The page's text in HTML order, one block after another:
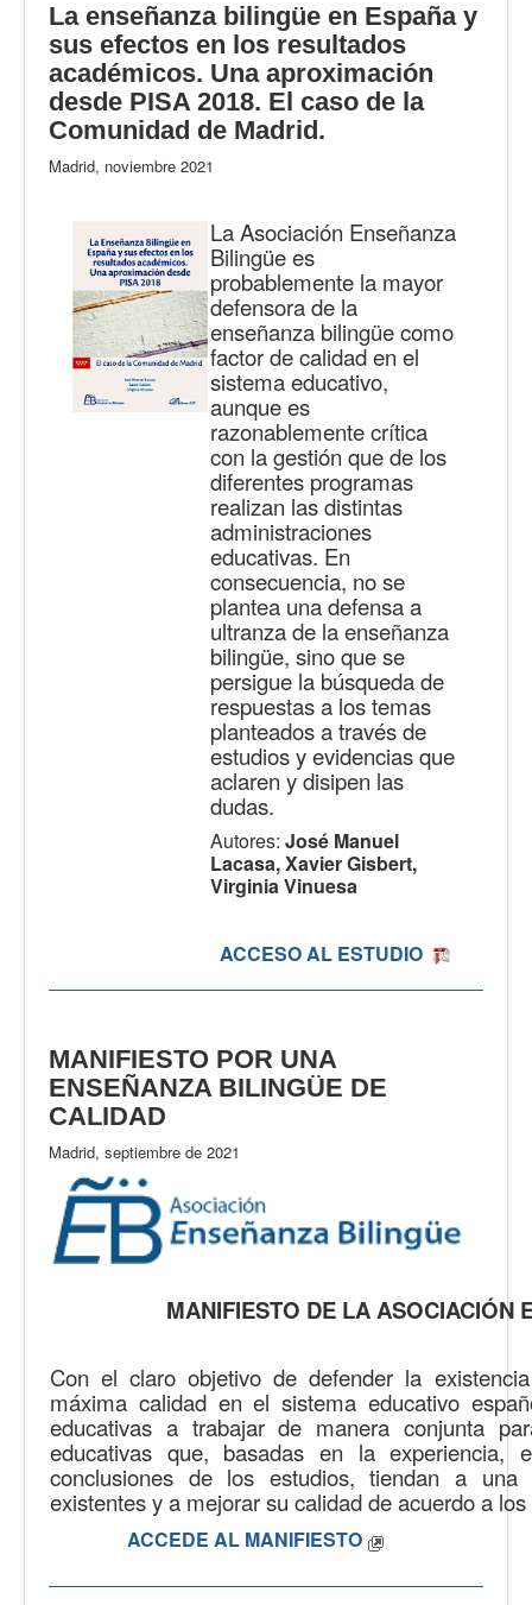
La enseñanza bilingüe en España y
sus efectos en los resultados
académicos. Una aproximación
desde PISA 2018. El caso de la
Comunidad de Madrid.
Madrid, noviembre 2021
La Asociación Enseñanza
Bilingüe es
probablemente la mayor
defensora de la
enseñanza bilingüe como
factor de calidad en el
sistema educativo,
aunque es
razonablemente crítica
con la gestión que de los
diferentes programas
realizan las distintas
administraciones
educativas. En
consecuencia, no se
plantea una defensa a
ultranza de la enseñanza
bilingüe, sino que se
persigue la búsqueda de
respuestas a los temas
planteados a través de
estudios y evidencias que
aclaren y disipen las
dudas.
Autores: José Manuel
Lacasa, Xavier Gisbert,
Virginia Vinuesa
ACCESO AL ESTUDIO
MANIFIESTO POR UNA
ENSEÑANZA BILINGÜE DE
CALIDAD
Madrid, septiembre de 2021
MANIFIESTO DE LA ASOCIACIÓN
Con el claro objetivo de defender la
máxima calidad en el sistema educativo
educativas a trabajar de manera conjunta
educativas que, basadas en la
conclusiones de los estudios, tiendan a una
existentes y a mejorar su calidad de acuerdo a
ACCEDE AL MANIFIESTO